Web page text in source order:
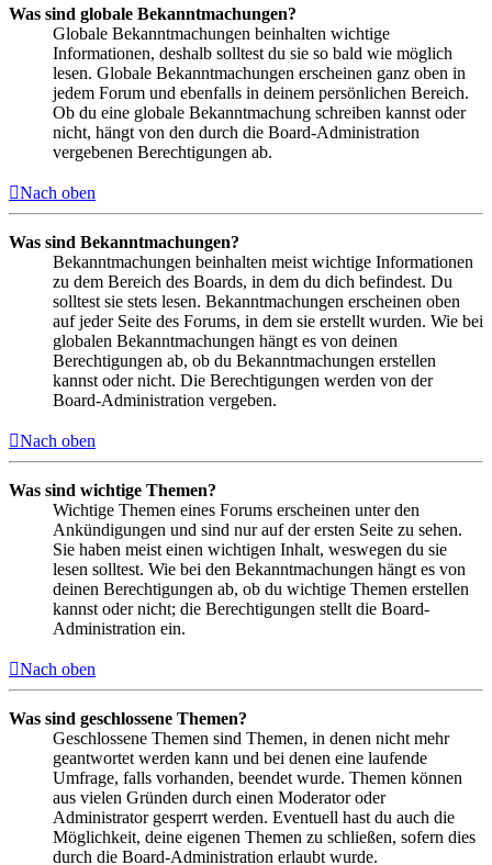
Was sind globale Bekanntmachungen?
Globale Bekanntmachungen beinhalten wichtige
Informationen, deshalb solltest du sie so bald wie möglich
lesen. Globale Bekanntmachungen erscheinen ganz oben in
jedem Forum und ebenfalls in deinem persönlichen Bereich.
Ob du eine globale Bekanntmachung schreiben kannst oder
nicht, hängt von den durch die Board-Administration
vergebenen Berechtigungen ab.
Nach oben
Was sind Bekanntmachungen?
Bekanntmachungen beinhalten meist wichtige Informationen
zu dem Bereich des Boards, in dem du dich befindest. Du
solltest sie stets lesen. Bekanntmachungen erscheinen oben
auf jeder Seite des Forums, in dem sie erstellt wurden. Wie bei
globalen Bekanntmachungen hängt es von deinen
Berechtigungen ab, ob du Bekanntmachungen erstellen
kannst oder nicht. Die Berechtigungen werden von der
Board-Administration vergeben.
Nach oben
Was sind wichtige Themen?
Wichtige Themen eines Forums erscheinen unter den
Ankündigungen und sind nur auf der ersten Seite zu sehen.
Sie haben meist einen wichtigen Inhalt, weswegen du sie
lesen solltest. Wie bei den Bekanntmachungen hängt es von
deinen Berechtigungen ab, ob du wichtige Themen erstellen
kannst oder nicht; die Berechtigungen stellt die Board-
Administration ein.
Nach oben
Was sind geschlossene Themen?
Geschlossene Themen sind Themen, in denen nicht mehr
geantwortet werden kann und bei denen eine laufende
Umfrage, falls vorhanden, beendet wurde. Themen können
aus vielen Gründen durch einen Moderator oder
Administrator gesperrt werden. Eventuell hast du auch die
Möglichkeit, deine eigenen Themen zu schließen, sofern dies
durch die Board-Administration erlaubt wurde.